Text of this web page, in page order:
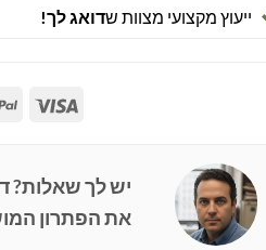
ייעוץ מקצועי מצוות שדואג לך!
Visa
יש לך שאלות?
את הפתרון